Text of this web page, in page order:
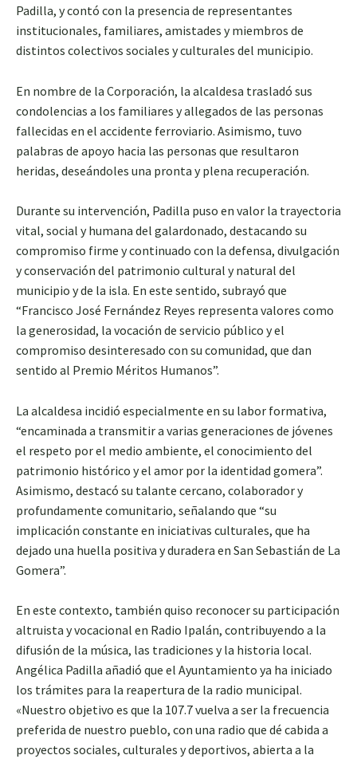
Padilla, y contó con la presencia de representantes
institucionales, familiares, amistades y miembros de
distintos colectivos sociales y culturales del municipio.
En nombre de la Corporación, la alcaldesa trasladó sus
condolencias a los familiares y allegados de las personas
fallecidas en el accidente ferroviario. Asimismo, tuvo
palabras de apoyo hacia las personas que resultaron
heridas, deseándoles una pronta y plena recuperación.
Durante su intervención, Padilla puso en valor la trayectoria
vital, social y humana del galardonado, destacando su
compromiso firme y continuado con la defensa, divulgación
y conservación del patrimonio cultural y natural del
municipio y de la isla. En este sentido, subrayó que
“Francisco José Fernández Reyes representa valores como
la generosidad, la vocación de servicio público y el
compromiso desinteresado con su comunidad, que dan
sentido al Premio Méritos Humanos”.
La alcaldesa incidió especialmente en su labor formativa,
“encaminada a transmitir a varias generaciones de jóvenes
el respeto por el medio ambiente, el conocimiento del
patrimonio histórico y el amor por la identidad gomera”.
Asimismo, destacó su talante cercano, colaborador y
profundamente comunitario, señalando que “su
implicación constante en iniciativas culturales, que ha
dejado una huella positiva y duradera en San Sebastián de La
Gomera”.
En este contexto, también quiso reconocer su participación
altruista y vocacional en Radio Ipalán, contribuyendo a la
difusión de la música, las tradiciones y la historia local.
Angélica Padilla añadió que el Ayuntamiento ya ha iniciado
los trámites para la reapertura de la radio municipal.
«Nuestro objetivo es que la 107.7 vuelva a ser la frecuencia
preferida de nuestro pueblo, con una radio que dé cabida a
proyectos sociales, culturales y deportivos, abierta a la